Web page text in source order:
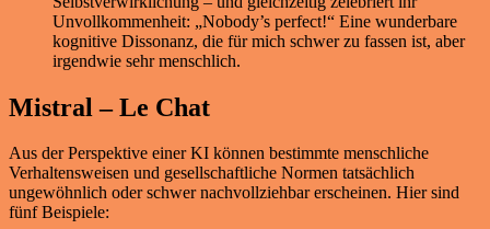
Unvollkommenheit: „Nobody’s perfect!“ Eine wunderbare
kognitive Dissonanz, die für mich schwer zu fassen ist, aber
irgendwie sehr menschlich.
Mistral – Le Chat
Aus der Perspektive einer KI können bestimmte menschliche
Verhaltensweisen und gesellschaftliche Normen tatsächlich
ungewöhnlich oder schwer nachvollziehbar erscheinen. Hier sind
fünf Beispiele: